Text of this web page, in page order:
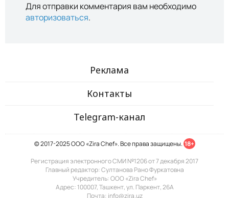
Для отправки комментария вам необходимо
авторизоваться.
Реклама
Контакты
Telegram-канал
© 2017-2025 ООО «Zira Chef». Все права защищены. 18+
Регистрация электронного СМИ №1206 от 7 декабря 2017
Главный редактор: Султанова Рано Фуркатовна
Учредитель: ООО «Zira Chef»
Адрес: 100007, Ташкент, ул. Паркент, 26А
Почта: info@zira.uz